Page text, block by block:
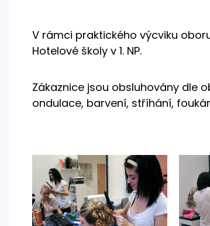
V rámci praktického výcviku
Hotelové školy v 1. NP.
Zákaznice jsou obsluhovány dle
ondulace, barvení, stříhání,